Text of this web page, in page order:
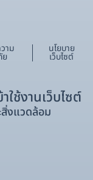
าม
ย
นโยบาย
เว็บไซต์
ใช้งานเว็บไซต์
งแวดล้อม